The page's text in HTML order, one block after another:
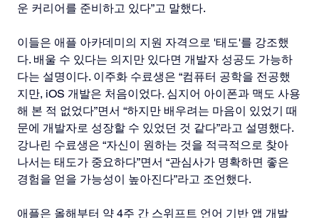
운 커리어를 준비하고 있다”고 말했다.
이들은 애플 아카데미의 지원 자격으로 '태도'를 강조했
다. 배울 수 있다는 의지만 있다면 개발자 성공도 가능하
다는 설명이다. 이주화 수료생은 “컴퓨터 공학을 전공했
지만, iOS 개발은 처음이었다. 심지어 아이폰과 맥도 사용
해 본 적 없었다”면서 “하지만 배우려는 마음이 있었기 때
문에 개발자로 성장할 수 있었던 것 같다”라고 설명했다.
강나린 수료생은 “자신이 원하는 것을 적극적으로 찾아
나서는 태도가 중요하다”면서 “관심사가 명확하면 좋은
경험을 얻을 가능성이 높아진다”라고 조언했다.
애플은 올해부터 약 4주 간 스위프트 언어 기반 앱 개발